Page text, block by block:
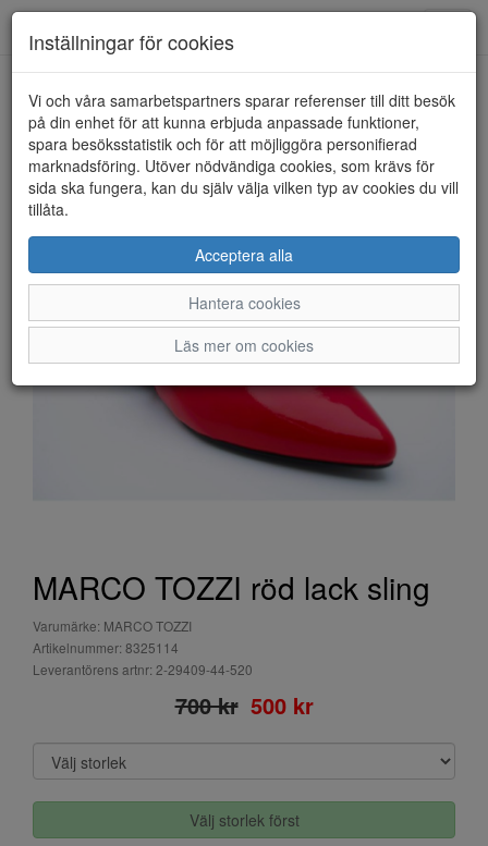
HEM MARCO TOZZI
MARCO TOZZI röd lack sling
Varumärke: MARCO TOZZI
Artikelnummer: 8325114
Leverantörens artnr: 2-29409-44-520
700 kr 500 kr
Välj storlek först
Inställningar för cookies
Vi och våra samarbetspartners sparar referenser till ditt besök
på din enhet för att kunna erbjuda anpassade funktioner,
spara besöksstatistik och för att möjliggöra personifierad
marknadsföring. Utöver nödvändiga cookies, som krävs för
sida ska fungera, kan du själv välja vilken typ av cookies du vill
tillåta.
Acceptera alla
Hantera cookies
Läs mer om cookies